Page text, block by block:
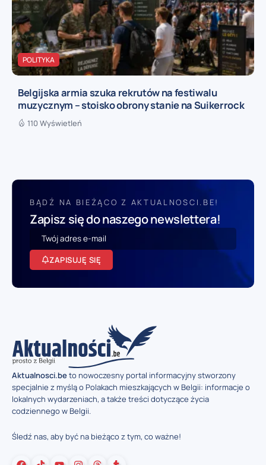
POLITYKA
Belgijska armia szuka rekrutów na festiwalu
muzycznym – stoisko obrony stanie na Suikerrock
110 Wyświetleń
BĄDŹ NA BIEŻĄCO Z AKTUALNOSCI.BE!
Zapisz się do naszego newslettera!
ZAPISUJĘ SIĘ
Aktualnosci.beto nowoczesny portal informacyjny stworzony
specjalnie z myślą o Polakach mieszkających w Belgii: informacje o
lokalnych wydarzeniach, a także treści dotyczące życia
codziennego w Belgii.
Śledź nas, aby być na bieżąco z tym, co ważne!